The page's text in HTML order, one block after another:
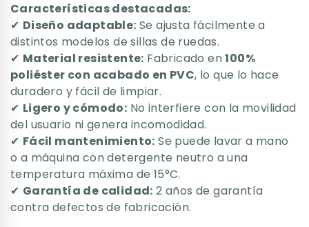
Características destacadas:
✔ Diseño adaptable: Se ajusta fácilmente a
distintos modelos de sillas de ruedas.
✔ Material resistente: Fabricado en100%
poliéster con acabado en PVC, lo que lo hace
duradero y fácil de limpiar.
✔ Ligero y cómodo: No interfiere con la movilidad
del usuario ni genera incomodidad.
✔ Fácil mantenimiento: Se puede lavar a mano
o a máquina con detergente neutro a una
temperatura máxima de 15°C.
✔ Garantía de calidad: 2 años de garantía
contra defectos de fabricación.